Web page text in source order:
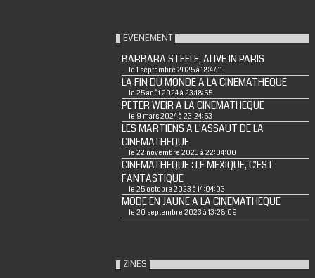
EVENEMENT
BARBARA STEELE, ALIVE IN PARIS
le 1 septembre 2025 à 18:47:11
LA FIN DU MONDE A LA CINEMATHEQUE
le 25 août 2024 à 23:18:55
PETER WEIR A LA CINEMATHEQUE
le 9 mars 2024 à 23:24:53
LES MARTIENS A L'ASSAUT DE LA
CINEMATHEQUE
le 22 novembre 2023 à 22:04:00
CINEMATHEQUE : LE MEXIQUE, C'EST
FANTASTIQUE
le 25 octobre 2023 à 14:04:03
MODE EN JAUNE A LA CINEMATHEQUE
le 20 septembre 2023 à 13:28:09
ZINES